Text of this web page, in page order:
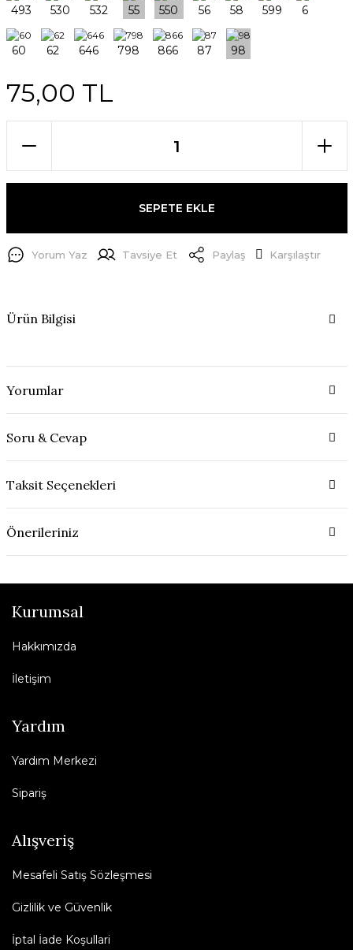
75,00 TL
SEPETE EKLE
Yorum Yaz Tavsiye Et Paylaş Karşılaştır
Ürün Bilgisi
Yorumlar
Soru & Cevap
Taksit Seçenekleri
Önerileriniz
Kurumsal
Hakkımızda
İletişim
Yardım
Yardım Merkezi
Sipariş
Alışveriş
Mesafeli Satış Sözleşmesi
Gizlilik ve Güvenlik
İptal İade Koşullari